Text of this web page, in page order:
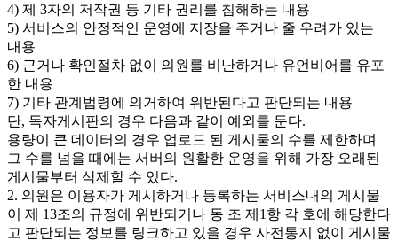
4) 제 3자의 저작권 등 기타 권리를 침해하는 내용
5) 서비스의 안정적인 운영에 지장을 주거나 줄 우려가 있는
내용
6) 근거나 확인절차 없이 의원를 비난하거나 유언비어를 유포
한 내용
7) 기타 관계법령에 의거하여 위반된다고 판단되는 내용
단, 독자게시판의 경우 다음과 같이 예외를 둔다.
용량이 큰 데이터의 경우 업로드 된 게시물의 수를 제한하며
그 수를 넘을 때에는 서버의 원활한 운영을 위해 가장 오래된
게시물부터 삭제할 수 있다.
2. 의원은 이용자가 게시하거나 등록하는 서비스내의 게시물
이 제 13조의 규정에 위반되거나 동 조 제1항 각 호에 해당한다
고 판단되는 정보를 링크하고 있을 경우 사전통지 없이 게시물